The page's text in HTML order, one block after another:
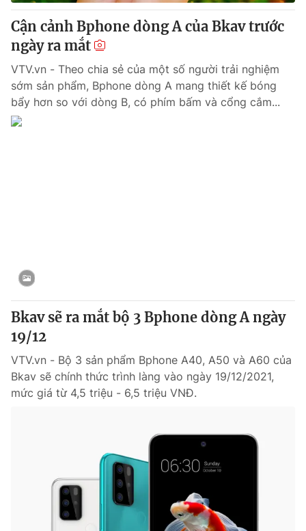
Phó Tổng Biên tập:Nguyễn Thị Mỹ Hạnh, Phạm Quốc Thắng,
Nguyễn Trọng Ninh
Tổng đài VTV:024.38 355 931 - 024.38 355 932
Ðiện thoại Thời báo VTV:
024.66 897 897
Email:toasoan@vtv.vn
Liên hệ quảng cáo:024-7300.7108
thuận bằng văn bản. Ghi rõ nguồn VTV.vn khi phát hành lại
thông tin từ website này.
Cận cảnh Bphone dòng A của Bkav trước
ngày ra mắt
VTV.vn - Theo chia sẻ của một số người trải nghiệm
sớm sản phẩm, Bphone dòng A mang thiết kế bóng
bẩy hơn so với dòng B, có phím bấm và cổng cắm...
Bkav sẽ ra mắt bộ 3 Bphone dòng A ngày
19/12
VTV.vn - Bộ 3 sản phẩm Bphone A40, A50 và A60 của
Bkav sẽ chính thức trình làng vào ngày 19/12/2021,
mức giá từ 4,5 triệu - 6,5 triệu VNĐ.